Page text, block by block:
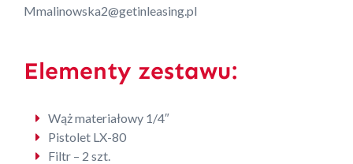
Mmalinowska2@getinleasing.pl
Elementy zestawu:
Wąż materiałowy 1/4″
Pistolet LX-80
Filtr – 2 szt.